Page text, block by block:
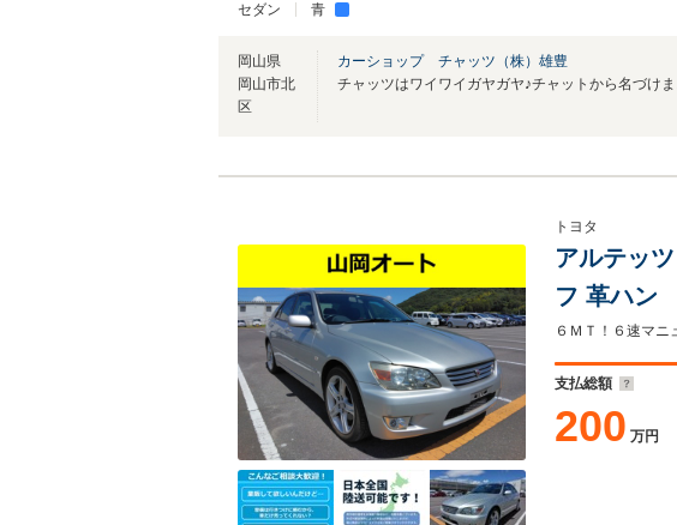
セダン 青
岡山県
岡山市北
区
カーショップ チャッツ（株）雄豊
トヨタ
アルテッ
フ 革ハン
６ＭＴ！６速マニ
支払総額
200 万円